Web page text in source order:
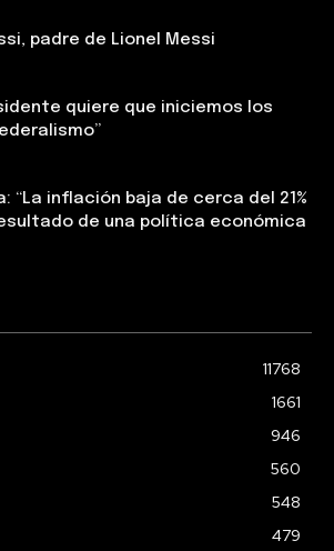
padre de Lionel Messi
quiere que iniciemos los
“La inflación baja de cerca del 21%
de una política económica
11768
1661
946
560
548
479